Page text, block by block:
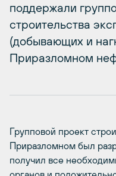
поддержали
строительства
(добывающих и
Приразломном
Групповой проект
Приразломном был
получил все